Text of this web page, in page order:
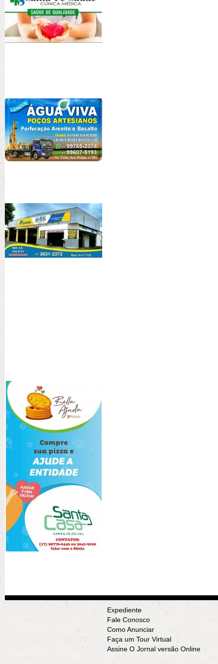
Expediente
Fale Conosco
Como Anunciar
Faça um Tour Virtual
Assine O Jornal versão Online